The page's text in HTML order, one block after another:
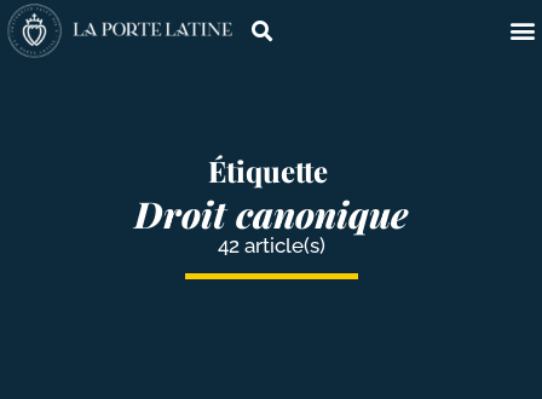
Étiquette
Droit canonique
42 article(s)